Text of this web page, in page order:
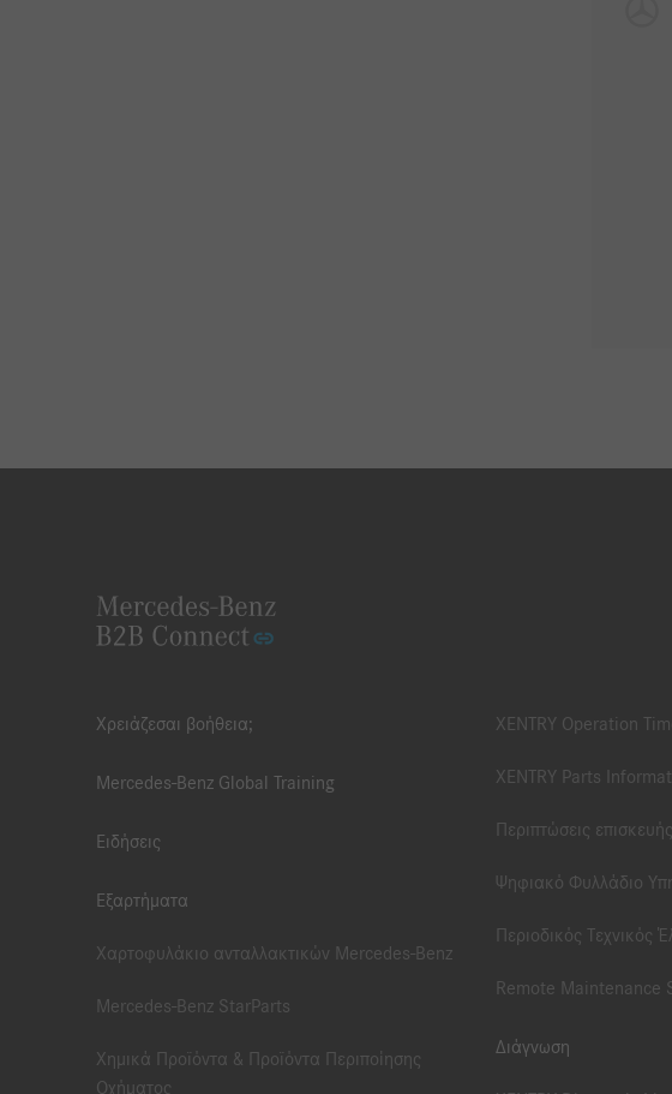
Χρειάζεσαι βοήθεια;
Mercedes-Benz Global Training
Ειδήσεις
Εξαρτήματα
Χαρτοφυλάκιο ανταλλακτικών Mercedes-Benz
Mercedes-Benz StarParts
Χημικά Προϊόντα & Προϊόντα Περιποίησης
Οχήματος
XENTRY Operation
XENTRY Parts
Περιπτώσεις
Ψηφιακό Φυλλάδιο
Περιοδικός Τεχνικός
Remote Maintenance
Διάγνωση